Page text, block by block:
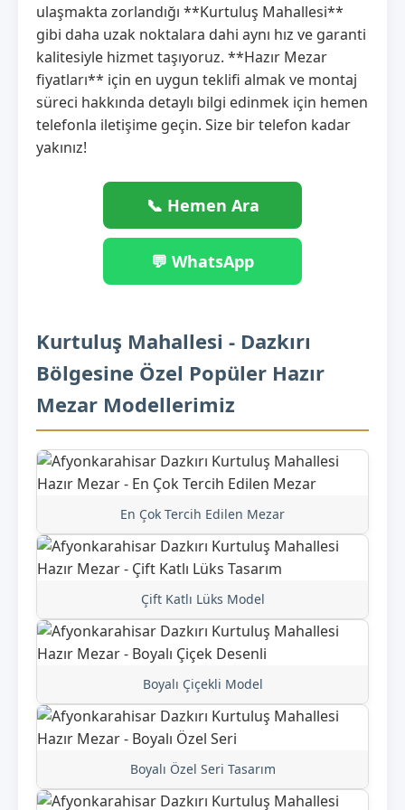
ulaşmakta zorlandığı **Kurtuluş Mahallesi**
gibi daha uzak noktalara dahi aynı hız ve garanti
kalitesiyle hizmet taşıyoruz. **Hazır Mezar
fiyatları** için en uygun teklifi almak ve montaj
süreci hakkında detaylı bilgi edinmek için hemen
telefonla iletişime geçin. Size bir telefon kadar
yakınız!
📞 Hemen Ara
💬 WhatsApp
Kurtuluş Mahallesi - Dazkırı
Bölgesine Özel Popüler Hazır
Mezar Modellerimiz
En Çok Tercih Edilen Mezar
Çift Katlı Lüks Model
Boyalı Çiçekli Model
Boyalı Özel Seri Tasarım